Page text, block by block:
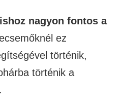
nagyon fontos a
ez
történik,
történik a